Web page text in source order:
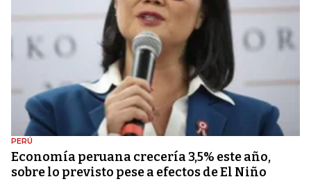
PERÚ
Economía peruana crecería 3,5% este año,
sobre lo previsto pese a efectos de El Niño